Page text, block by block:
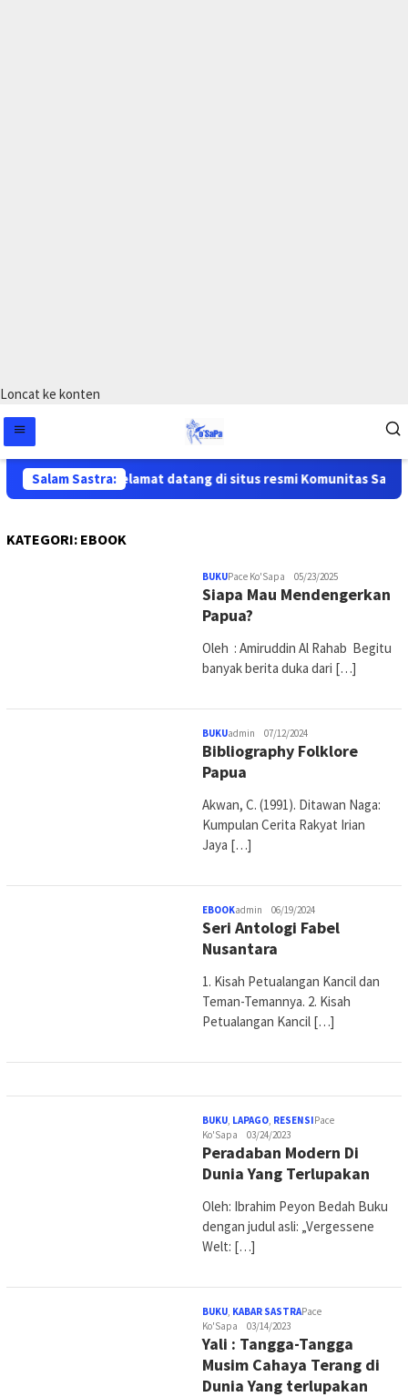
Loncat ke konten
Salam Sastra:Selamat datang di situs resmi Komunitas Sastra
KATEGORI: EBOOK
BUKUPace Ko'Sapa 05/23/2025
Siapa Mau Mendengerkan
Papua?
Oleh : Amiruddin Al Rahab Begitu
banyak berita duka dari […]
BUKUadmin 07/12/2024
Bibliography Folklore
Papua
Akwan, C. (1991). Ditawan Naga:
Kumpulan Cerita Rakyat Irian
Jaya […]
EBOOKadmin 06/19/2024
Seri Antologi Fabel
Nusantara
1. Kisah Petualangan Kancil dan
Teman-Temannya. 2. Kisah
Petualangan Kancil […]
BUKU, LAPAGO, RESENSIPace
Ko'Sapa
03/24/2023
Peradaban Modern Di
Dunia Yang Terlupakan
Oleh: Ibrahim Peyon Bedah Buku
dengan judul asli: „Vergessene
Welt: […]
BUKU, KABAR SASTRAPace
Ko'Sapa
03/14/2023
Yali : Tangga-Tangga
Musim Cahaya Terang di
Dunia Yang terlupakan